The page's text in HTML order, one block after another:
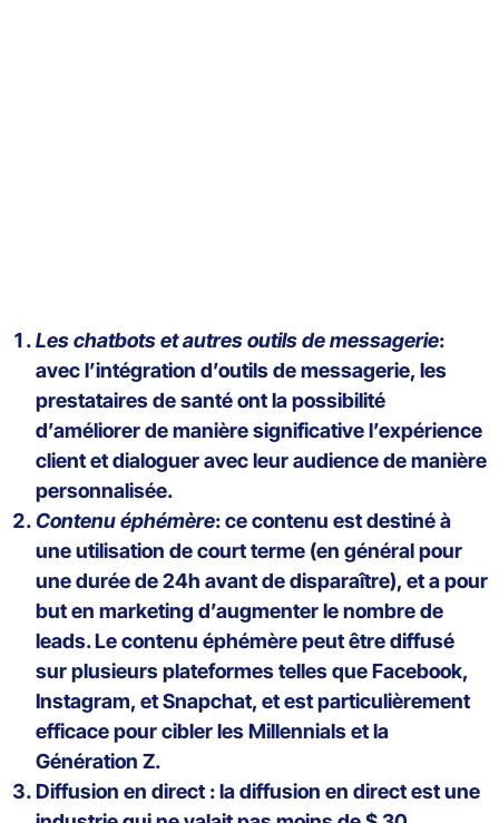
Les chatbots et autres outils de messagerie:
avec l’intégration d’outils de messagerie, les
prestataires de santé ont la possibilité
d’améliorer de manière significative l’expérience
client et dialoguer avec leur audience de manière
personnalisée.
Contenu éphémère: ce contenu est destiné à
une utilisation de court terme (en général pour
une durée de 24h avant de disparaître), et a pour
but en marketing d’augmenter le nombre de
leads. Le contenu éphémère peut être diffusé
sur plusieurs plateformes telles que Facebook,
Instagram, et Snapchat, et est particulièrement
efficace pour cibler les Millennials et la
Génération Z.
Diffusion en direct : la diffusion en direct est une